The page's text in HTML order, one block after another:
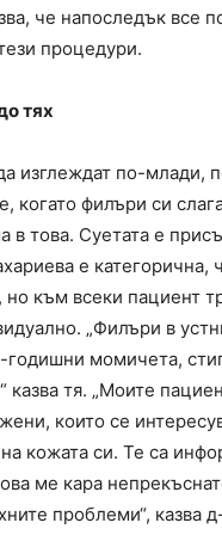
че напоследък все
процедури.
тях
изглеждат по-млади,
когато филъри си
в това. Суетата е
е категорична,
към всеки пациент
„Филъри в
годишни момичета,
казва тя. „Моите
които се
кожата си. Те са
ме кара
проблеми“, казва